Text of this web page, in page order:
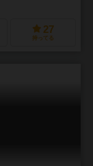
27
持ってる